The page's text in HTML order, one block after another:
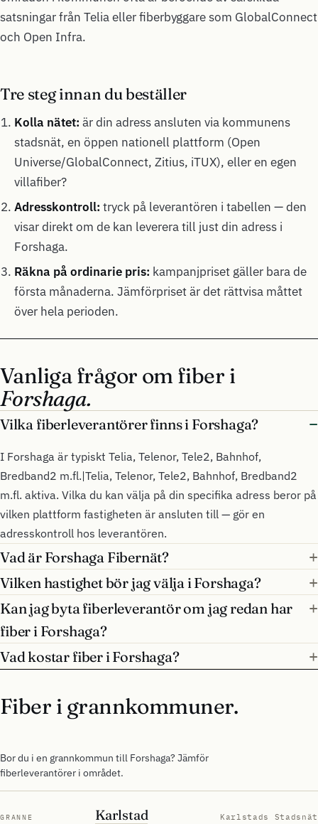
satsningar från Telia eller fiberbyggare som GlobalConnect
och Open Infra.
Tre steg innan du beställer
Kolla nätet: är din adress ansluten via kommunens
stadsnät, en öppen nationell plattform (Open
Universe/GlobalConnect, Zitius, iTUX), eller en egen
villafiber?
Adresskontroll: tryck på leverantören i tabellen — den
visar direkt om de kan leverera till just din adress i
Forshaga.
Räkna på ordinarie pris: kampanjpriset gäller bara de
första månaderna. Jämförpriset är det rättvisa måttet
över hela perioden.
Vanliga frågor om fiber i
Forshaga.
Vilka fiberleverantörer finns i Forshaga?
I Forshaga är typiskt Telia, Telenor, Tele2, Bahnhof,
Bredband2 m.fl.|Telia, Telenor, Tele2, Bahnhof, Bredband2
m.fl. aktiva. Vilka du kan välja på din specifika adress beror på
vilken plattform fastigheten är ansluten till — gör en
adresskontroll hos leverantören.
Vad är Forshaga Fibernät?
Vilken hastighet bör jag välja i Forshaga?
Kan jag byta fiberleverantör om jag redan har
fiber i Forshaga?
Vad kostar fiber i Forshaga?
Fiber i grannkommuner.
Bor du i en grannkommun till Forshaga? Jämför
fiberleverantörer i området.
GRANNE Karlstad Karlstads Stadsnät